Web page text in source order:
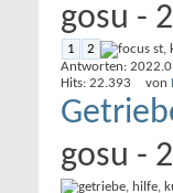
gosu -
1
2
Antworten: 20
Hits: 22.393
von
gosu -